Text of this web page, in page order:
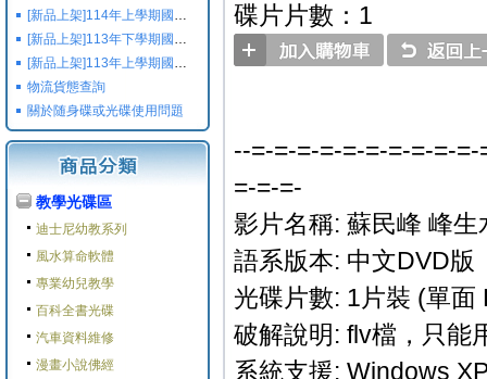
[新品上架]114年上學期國小國中高中命題光碟,校用卷,習作
[新品上架]113年下學期國小國中高中命題光碟,校用卷,習作
[新品上架]113年上學期國小國中高中命題光碟,校用卷,習作
物流貨態查詢
關於随身碟或光碟使用問題
教學光碟區
迪士尼幼教系列
風水算命軟體
專業幼兒教學
百科全書光碟
汽車資料維修
漫畫小說佛經
碟片片數：1
--=-=-=-=-=-=-=-=-=-
=-=-=-
影片名稱: 蘇民峰 峰
語系版本: 中文DVD版
光碟片數: 1片裝 (單面
破解說明: flv檔，只能
系統支援: Windows